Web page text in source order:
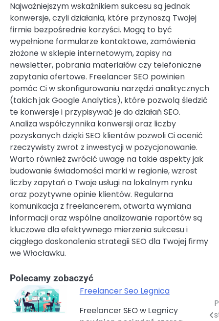
Najważniejszym wskaźnikiem sukcesu są jednak
konwersje, czyli działania, które przynoszą Twojej
firmie bezpośrednie korzyści. Mogą to być
wypełnione formularze kontaktowe, zamówienia
złożone w sklepie internetowym, zapisy na
newsletter, pobrania materiałów czy telefoniczne
zapytania ofertowe. Freelancer SEO powinien
pomóc Ci w skonfigurowaniu narzędzi analitycznych
(takich jak Google Analytics), które pozwolą śledzić
te konwersje i przypisywać je do działań SEO.
Analiza współczynnika konwersji oraz liczby
pozyskanych dzięki SEO klientów pozwoli Ci ocenić
rzeczywisty zwrot z inwestycji w pozycjonowanie.
Warto również zwrócić uwagę na takie aspekty jak
budowanie świadomości marki w regionie, wzrost
liczby zapytań o Twoje usługi na lokalnym rynku
oraz pozytywne opinie klientów. Regularna
komunikacja z freelancerem, otwarta wymiana
informacji oraz wspólne analizowanie raportów są
kluczowe dla efektywnego mierzenia sukcesu i
ciągłego doskonalenia strategii SEO dla Twojej firmy
we Włocławku.
Polecamy zobaczyć
Freelancer Seo Legnica
Freelancer SEO w Legnicy
Nawigacja